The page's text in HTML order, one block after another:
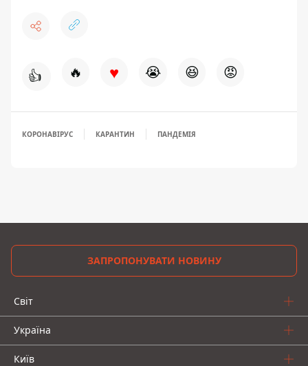
👍 🔥 ♥ 😭 😆 😡
КОРОНАВІРУС КАРАНТИН ПАНДЕМІЯ
ЗАПРОПОНУВАТИ НОВИНУ
Світ
Україна
Київ